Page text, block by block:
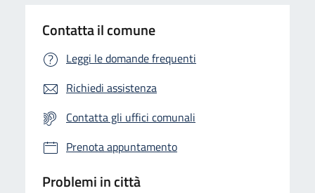
Contatta il comune
Leggi le domande frequenti
Richiedi assistenza
Contatta gli uffici comunali
Prenota appuntamento
Problemi in città